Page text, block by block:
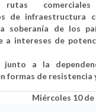
rutas
de infraestructura
soberanía de los
a intereses de
junto a la
formas de resistencia
Miércoles 10